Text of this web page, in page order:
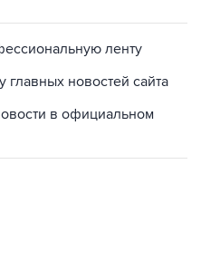
ленту
главных новостей сайта
в официальном